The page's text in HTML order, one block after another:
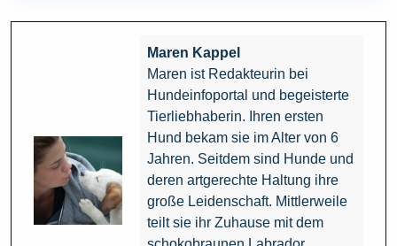
Maren Kappel
Maren ist Redakteurin bei
Hundeinfoportal und begeisterte
Tierliebhaberin. Ihren ersten
Hund bekam sie im Alter von 6
Jahren. Seitdem sind Hunde und
deren artgerechte Haltung ihre
große Leidenschaft. Mittlerweile
teilt sie ihr Zuhause mit dem